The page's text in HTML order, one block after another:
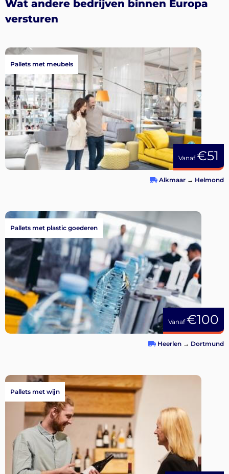
Wat andere bedrijven binnen Europa
versturen
Vanaf€51
Pallets met meubels
Alkmaar → Helmond
Vanaf€100
Pallets met plastic goederen
Heerlen → Dortmund
Pallets met wijn